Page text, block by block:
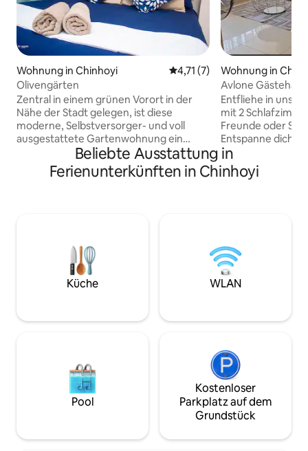
Wohnung in Chinhoyi Durchschnittliche
4,71 (7)
Olivengärten
Zentral in einem grünen Vorort in der
Nähe der Stadt gelegen, ist diese
moderne, Selbstversorger- und voll
ausgestattete Gartenwohnung ein
zweites Zuhause. Zu den
Annehmlichkeiten in der Nähe, die nur
wenige Gehminuten von der Stadt
Mazvikadei-Staudamm. Deine Familie
wird in der Nähe von allem sein, wenn du
in dieser Unterkunft übernachtest, die
mit Solar-, Bohrlochwasser,
entspannenden Familienausflug oder
Wohnung in
Avlone Gästehaus
Entfliehe in
mit 2
Freunde oder
Entspanne dich
dich stilvoll und
die ein Leben
erstklassigen
Aufenthalt zu
machen Ein
eine gemütliche
und erlebe das Beste
Beliebte Ausstattung in
Ferienunterkünften in Chinhoyi
Küche WLAN
Pool
Kostenloser
Parkplatz auf dem
Grundstück